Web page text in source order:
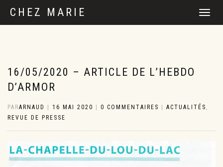
CHEZ MARIE
DÉPLIER
16/05/2020 – ARTICLE DE L’HEBDO
D’ARMOR
PARARNAUD 16 MAI 2020 0 COMMENTAIRES ACTUALITÉS ,
REVUE DE PRESSE